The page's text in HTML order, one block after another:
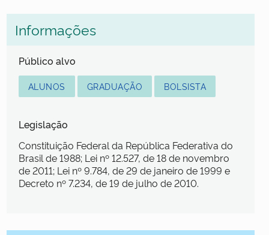
Informações
Público alvo
ALUNOS GRADUAÇÃO BOLSISTA
Legislação
Constituição Federal da República Federativa do
Brasil de 1988; Lei nº 12.527, de 18 de novembro
de 2011; Lei nº 9.784, de 29 de janeiro de 1999 e
Decreto nº 7.234, de 19 de julho de 2010.